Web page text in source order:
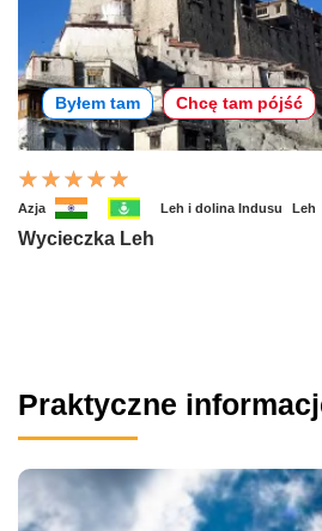
Byłem tam Chcę tam pójść
Azja Leh i dolina Indusu Leh
Wycieczka Leh
Praktyczne